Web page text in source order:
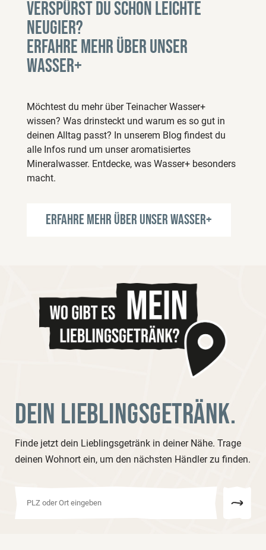
Verspürst du schon leichte
Neugier?
Erfahre mehr über unser
Wasser+
Möchtest du mehr über Teinacher Wasser+
wissen? Was drinsteckt und warum es so gut in
deinen Alltag passt? In unserem Blog findest du
alle Infos rund um unser aromatisiertes
Mineralwasser. Entdecke, was Wasser+ besonders
macht.
Erfahre mehr über unser Wasser+
DEIN LIEBLINGSGETRÄNK.
Finde jetzt dein Lieblingsgetränk in deiner Nähe. Trage
deinen Wohnort ein, um den nächsten Händler zu finden.